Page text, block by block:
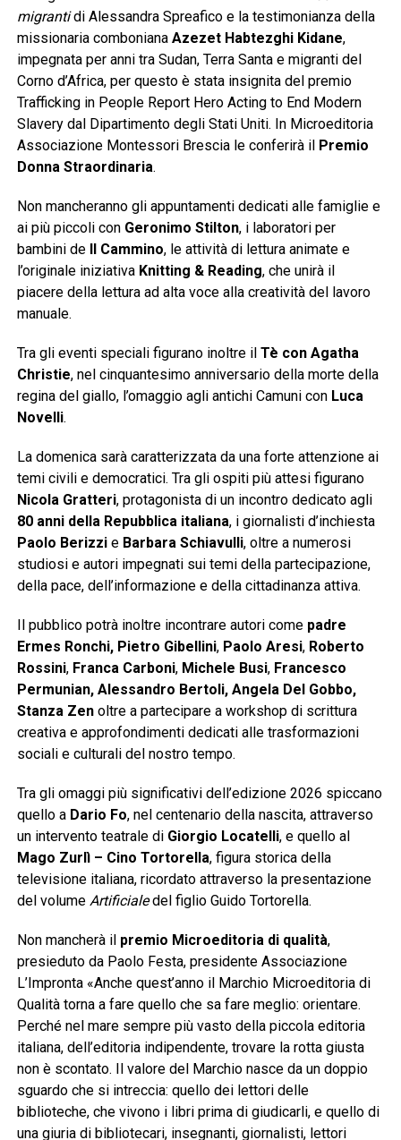
migrantidi Alessandra Spreafico e la testimonianza della
missionaria comboniana Azezet Habtezghi Kidane,
impegnata per anni tra Sudan, Terra Santa e migranti del
Corno d’Africa, per questo è stata insignita del premio
Trafficking in People Report Hero Acting to End Modern
Slavery dal Dipartimento degli Stati Uniti. In Microeditoria
Associazione Montessori Brescia le conferirà il Premio
Donna Straordinaria.
Non mancheranno gli appuntamenti dedicati alle famiglie e
ai più piccoli con Geronimo Stilton, i laboratori per
bambini de
Il Cammino, le attività di lettura animate e
l’originale iniziativa Knitting & Reading, che unirà il
piacere della lettura ad alta voce alla creatività del lavoro
manuale.
Tra gli eventi speciali figurano inoltre il Tè con Agatha
Christie, nel cinquantesimo anniversario della morte della
regina del giallo, l’omaggio agli antichi Camuni con Luca
Novelli.
La domenica sarà caratterizzata da una forte attenzione ai
temi civili e democratici. Tra gli ospiti più attesi figurano
Nicola Gratteri, protagonista di un incontro dedicato agli
80 anni della Repubblica italiana, i giornalisti d’inchiesta
Paolo Berizzie Barbara Schiavulli, oltre a numerosi
studiosi e autori impegnati sui temi della partecipazione,
della pace, dell’informazione e della cittadinanza attiva.
Il pubblico potrà inoltre incontrare autori come padre
Ermes Ronchi, Pietro Gibellini, Paolo Aresi, Roberto
Rossini, Franca Carboni, Michele Busi, Francesco
Permunian, Alessandro Bertoli, Angela Del Gobbo,
Stanza Zenoltre a partecipare a workshop di scrittura
creativa e approfondimenti dedicati alle trasformazioni
sociali e culturali del nostro tempo.
Tra gli omaggi più significativi dell’edizione 2026 spiccano
quello a Dario Fo, nel centenario della nascita, attraverso
un intervento teatrale di Giorgio Locatelli, e quello al
Mago Zurlì – Cino Tortorella, figura storica della
televisione italiana, ricordato attraverso la presentazione
del volume Artificialedel figlio Guido Tortorella.
Non mancherà il premio Microeditoria di qualità,
presieduto da Paolo Festa, presidente Associazione
L’Impronta «Anche quest’anno il Marchio Microeditoria di
Qualità torna a fare quello che sa fare meglio: orientare.
Perché nel mare sempre più vasto della piccola editoria
italiana, dell’editoria indipendente, trovare la rotta giusta
non è scontato. Il valore del Marchio nasce da un doppio
sguardo che si intreccia: quello dei lettori delle
biblioteche, che vivono i libri prima di giudicarli, e quello di
una giuria di bibliotecari, insegnanti, giornalisti, lettori